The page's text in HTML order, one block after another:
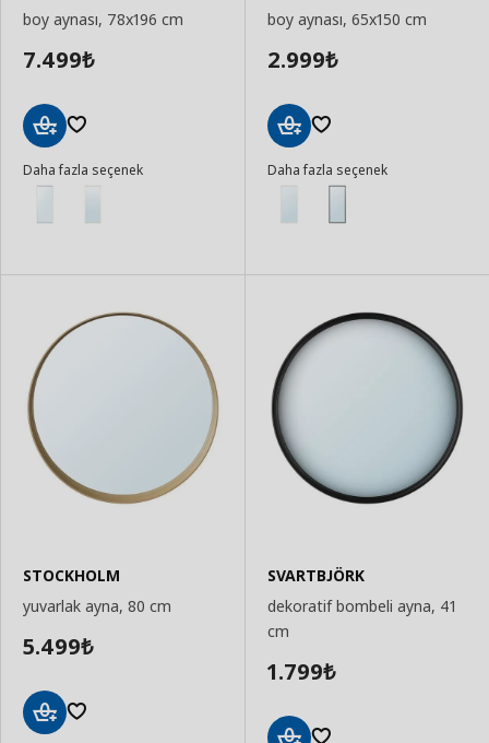
boy aynası, 78x196 cm
7.499₺
Ekle
Daha fazla seçenek
boy aynası, 65x150 cm
2.999₺
Ekle
Daha fazla seçenek
STOCKHOLM
yuvarlak ayna, 80 cm
5.499₺
SVARTBJÖRK
dekoratif bombeli ayna, 41
cm
1.799₺